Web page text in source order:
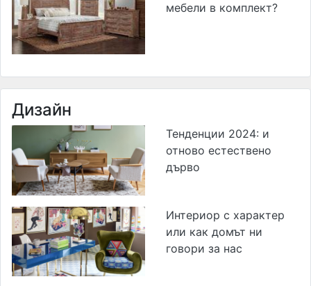
мебели в комплект?
Дизайн
Тенденции 2024: и
отново естествено
дърво
Интериор с характер
или как домът ни
говори за нас